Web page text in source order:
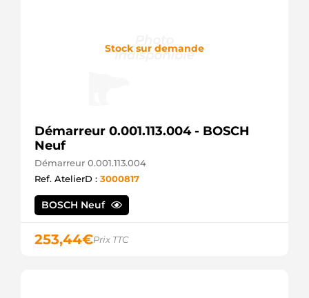
Stock sur demande
Démarreur 0.001.113.004 - BOSCH
Neuf
Démarreur 0.001.113.004
Ref. AtelierD : 3000817
BOSCH Neuf
253,44€Prix TTC